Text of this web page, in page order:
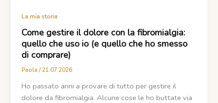
La mia storia
Come gestire il dolore con la fibromialgia:
quello che uso io (e quello che ho smesso
di comprare)
Paola/21.07.2026
Ho passato anni a provare di tutto per gestire il
dolore da fibromialgia. Alcune cose le ho buttate via